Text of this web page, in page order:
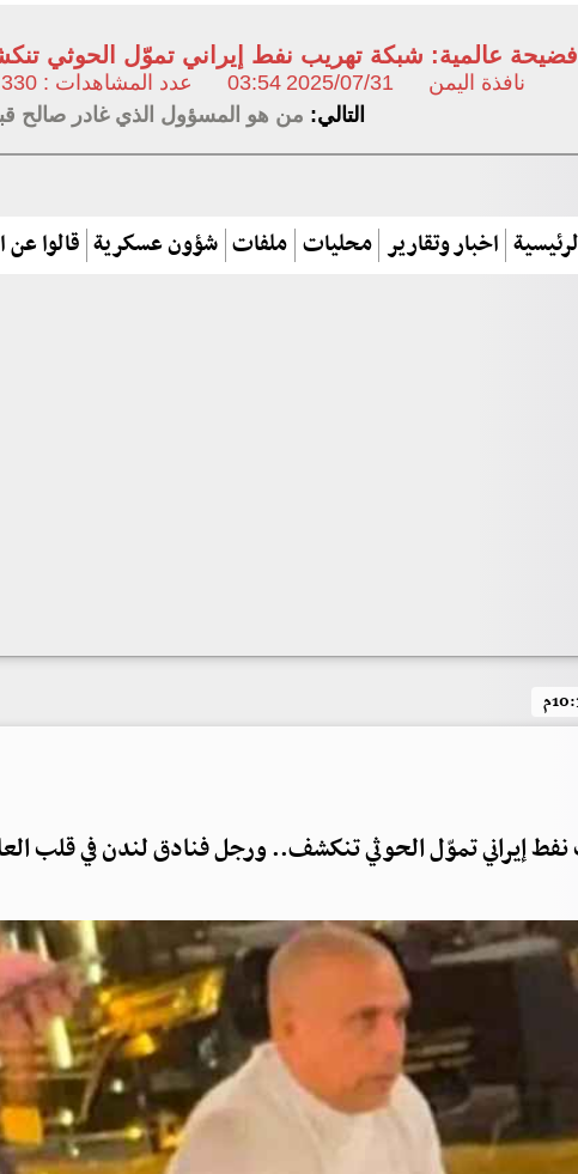
فضيحة عالمية: شبكة تهريب نفط إيراني تموّل الحوثي
نافذة اليمن 2025/07/31
03:54 عدد المشاهدات : 330 مشاهده
التالي: من هو المسؤول الذي غادر صالح